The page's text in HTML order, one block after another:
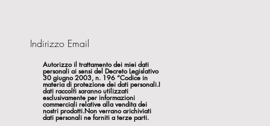
Autorizzo il trattamento dei miei dati
personali ai sensi del Decreto Legislativo
30 giugno 2003, n. 196 “Codice in
materia di protezione dei dati personali.I
dati raccolti saranno utilizzati
esclusivamente per informazioni
commerciali relative alla vendita dei
nostri prodotti.Non verrano arichiviati
dati personali ne forniti a terze parti.